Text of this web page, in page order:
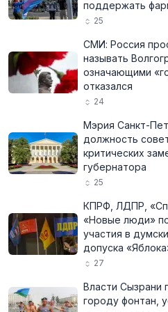
поддержать
25
СМИ: Россия
называть
означающими
отказался
24
Мэрия Санкт-
должность
критических
губернатора
25
КПРФ, ЛДПР,
«Новые люди»
участия в
допуска
27
Власти Сызрани
городу фонтан,